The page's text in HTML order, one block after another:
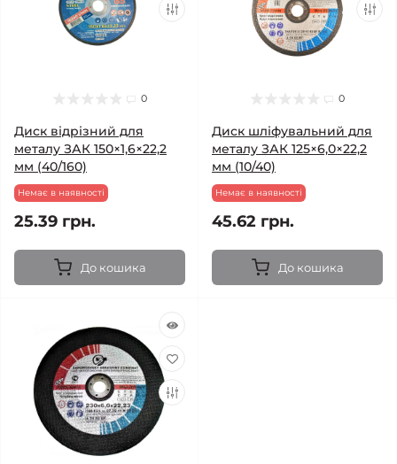
0
Диск відрізний для
металу ЗАК 150×1,6×22,2
мм (40/160)
Немає в наявності
25.39 грн.
До кошика
0
Диск шліфувальний для
металу ЗАК 125×6,0×22,2
мм (10/40)
Немає в наявності
45.62 грн.
До кошика